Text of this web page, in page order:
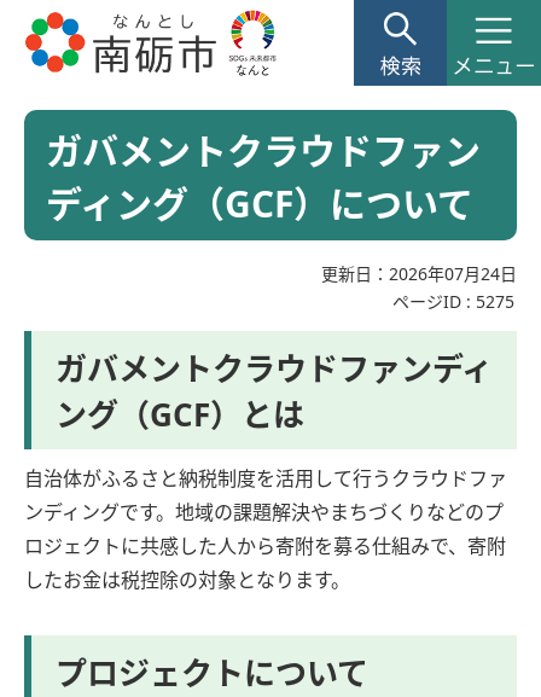
ガバメントクラウドファン
ディング（GCF）について
更新日：2026年07月24日
ページID : 5275
ガバメントクラウドファンディ
ング（GCF）とは
自治体がふるさと納税制度を活用して行うクラウドファ
ンディングです。地域の課題解決やまちづくりなどのプ
ロジェクトに共感した人から寄附を募る仕組みで、寄附
したお金は税控除の対象となります。
プロジェクトについて